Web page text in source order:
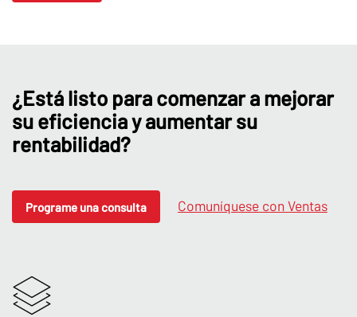
¿Está listo para comenzar a mejorar
su eficiencia y aumentar su
rentabilidad?
Programe una consulta Comuníquese con Ventas